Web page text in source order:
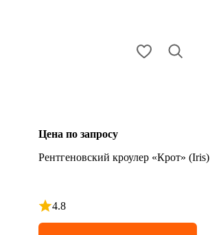
Цена по запросу
Рентгеновский кроулер «Крот» (Iris)
4.8
Рейтинг 4.8 из 5